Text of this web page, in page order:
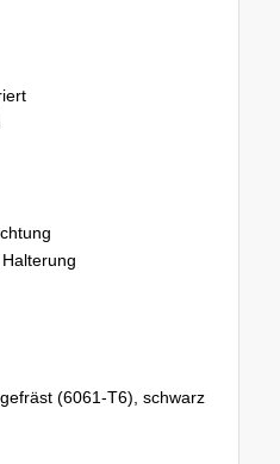
(6061-T6), schwarz